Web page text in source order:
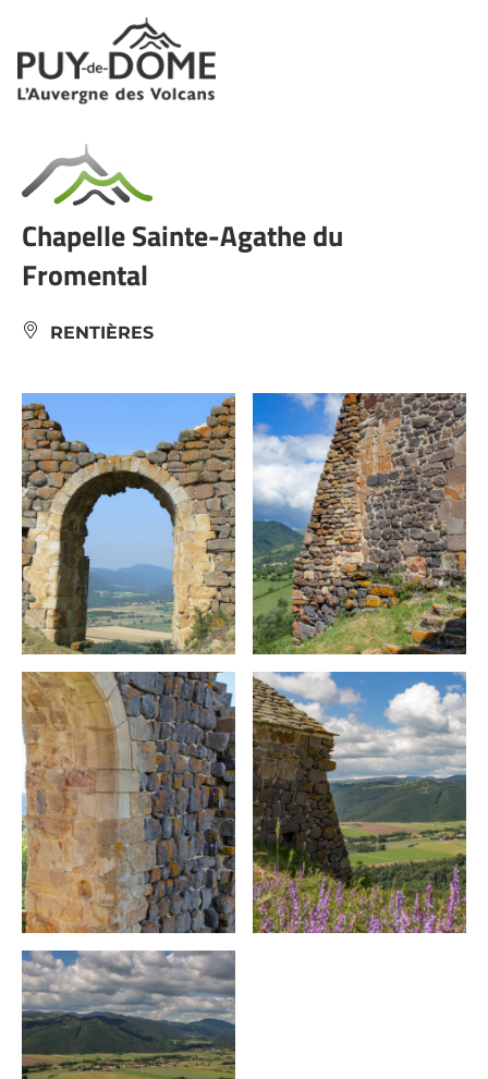
Panneau de gestion des cookies
Chapelle Sainte-Agathe du
Fromental
RENTIÈRES